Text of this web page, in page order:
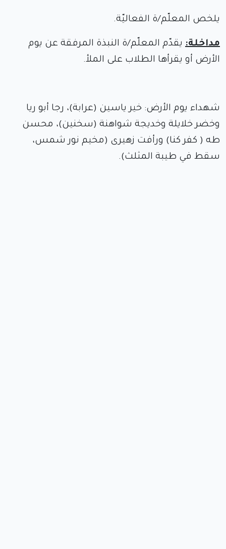
يلخص المعلّم/ة الفعاليّة.
مداخلة: يقدّم المعلّم/ة النبذة المرفقة عن يوم
الأرض أو يقرأها الطلاب على الملأ.
شهداء يوم الأرض: خير ياسين (عرابة)، رجا أبو ريا
وخضر خلايلة وخديجة شواهنة (سخنين)، محسن
طه ( كفر كنا) ورأفت زهيرى (مخيم نور شمس،
سقط في طيبة المثلث).